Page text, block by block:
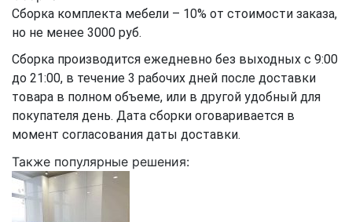
Сборка комплекта мебели – 10% от стоимости заказа,
но не менее 3000 руб.
Сборка производится ежедневно без выходных с 9:00
до 21:00, в течение 3 рабочих дней после доставки
товара в полном объеме, или в другой удобный для
покупателя день. Дата сборки оговаривается в
момент согласования даты доставки.
Также популярные решения: